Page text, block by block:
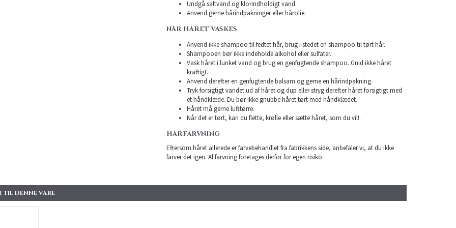
Undgå saltvand og klorindholdigt vand.
Anvend gerne hårindpakninger eller hårolie.
NÅR HÅRET VASKES
Anvend ikke shampoo til fedtet hår, brug i stedet en shampoo til tørt hår.
Shampooen bør ikke indeholde alkohol eller sulfater.
Vask håret i lunket vand og brug en genfugtende shampoo. Gnid ikke håret
kraftigt.
Anvend derefter en genfugtende balsam og gerne en hårindpakning.
Tryk forsigtigt vandet ud af håret og dup eller stryg derefter håret forsigtigt med
et håndklæde. Du bør ikke gnubbe håret tørt med håndklædet.
Håret må gerne lufttørre.
Når det er tørt, kan du flette, krølle eller sætte håret, som du vil!.
HÅRFARVNING
Eftersom håret allerede er farvebehandlet fra fabrikkens side, anbefaler vi, at du ikke
farver det igen. Al farvning foretages derfor for egen risiko.
DENNE VARE